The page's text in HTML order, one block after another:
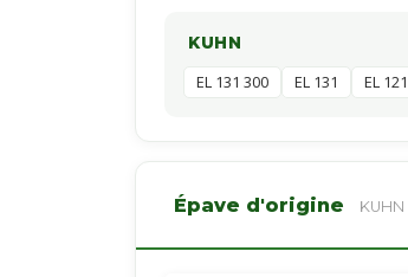
KUHN
EL 131 300 EL 131 EL 121
Épave d'origine